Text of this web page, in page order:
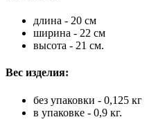
длина - 20 см
ширина - 22 см
высота - 21 см.
Вес изделия:
без упаковки - 0,125 кг
в упаковке - 0,9 кг.